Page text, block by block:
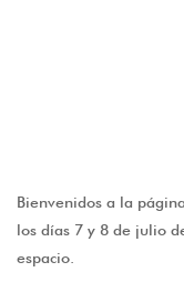
Bienvenidos a la
los días 7 y 8 de julio
espacio.